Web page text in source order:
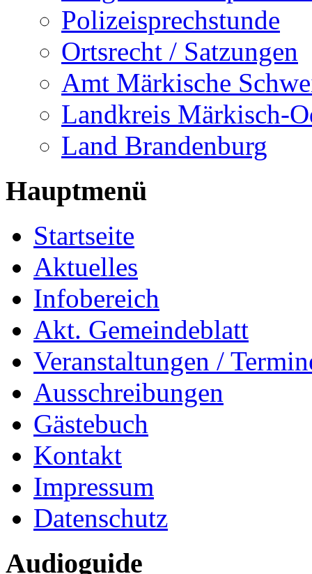
Polizeisprechstunde
Ortsrecht / Satzungen
Amt Märkische
Landkreis Märkisch-
Land Brandenburg
Hauptmenü
Startseite
Aktuelles
Infobereich
Akt. Gemeindeblatt
Veranstaltungen /
Ausschreibungen
Gästebuch
Kontakt
Impressum
Datenschutz
Audioguide